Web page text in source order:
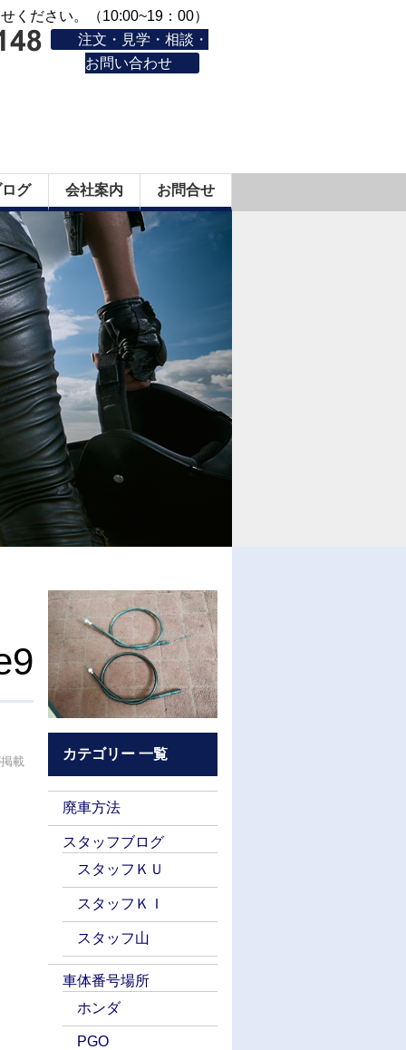
ください。（10:00~19：00）
注文・見学・相談・
お問い合わせ
グ 会社案内 お問合せ
載 カテゴリー 一覧
廃車方法
スタッフブログ
スタッフＫＵ
スタッフＫＩ
スタッフ山
車体番号場所
ホンダ
PGO